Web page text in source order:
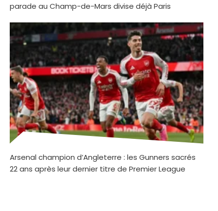
parade au Champ-de-Mars divise déjà Paris
Arsenal champion d’Angleterre : les Gunners sacrés
22 ans après leur dernier titre de Premier League